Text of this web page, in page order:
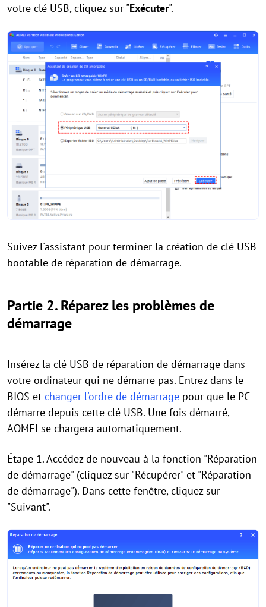
votre clé USB, cliquez sur "Exécuter".
Suivez l'assistant pour terminer la création de clé USB
bootable de réparation de démarrage.
Partie 2. Réparez les problèmes de
démarrage
Insérez la clé USB de réparation de démarrage dans
votre ordinateur qui ne démarre pas. Entrez dans le
BIOS et changer l'ordre de démarrage pour que le PC
démarre depuis cette clé USB. Une fois démarré,
AOMEI se chargera automatiquement.
Étape 1. Accédez de nouveau à la fonction "Réparation
de démarrage" (cliquez sur "Récupérer" et "Réparation
de démarrage"). Dans cette fenêtre, cliquez sur
"Suivant".